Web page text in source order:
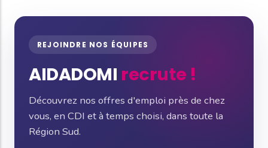
REJOINDRE NOS ÉQUIPES
AIDADOMI recrute !
Découvrez nos offres d'emploi près de chez
vous, en CDI et à temps choisi, dans toute la
Région Sud.